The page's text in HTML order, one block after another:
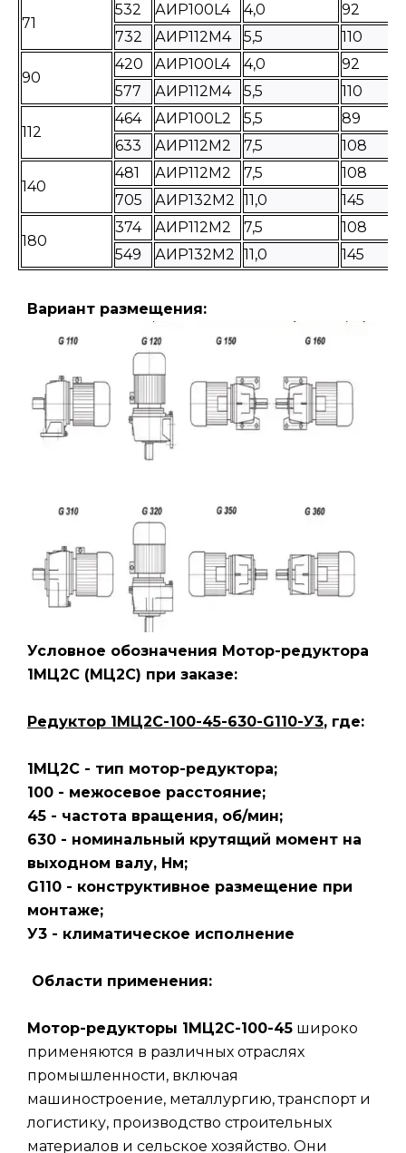
71
532 АИР100L4 4,0
92
732
АИР112M4 5,5 110
90
420 АИР100L4 4,0
92
577
АИР112M4 5,5 110
112
464 АИР100L2 5,5
89
633
АИР112M2 7,5 108
140
481 АИР112M2 7,5
108
705
АИР132M2 11,0 145
180
374 АИР112M2 7,5
108
549
АИР132M2 11,0 145
Вариант размещения:
Условное обозначения Мотор-редуктора
1МЦ2С (МЦ2С) при заказе:
Редуктор 1МЦ2С-100-45-630-G110-У3, где:
1МЦ2С - тип мотор-редуктора;
100 - межосевое расстояние;
45 - частота вращения, об/мин;
630 - номинальный крутящий момент на
выходном валу, Нм;
G110 - конструктивное размещение при
монтаже;
У3 - климатическое исполнение
Области применения:
Мотор-редукторы 1МЦ2С-100-45 широко
применяются в различных отраслях
промышленности, включая
машиностроение, металлургию, транспорт и
логистику, производство строительных
материалов и сельское хозяйство. Они